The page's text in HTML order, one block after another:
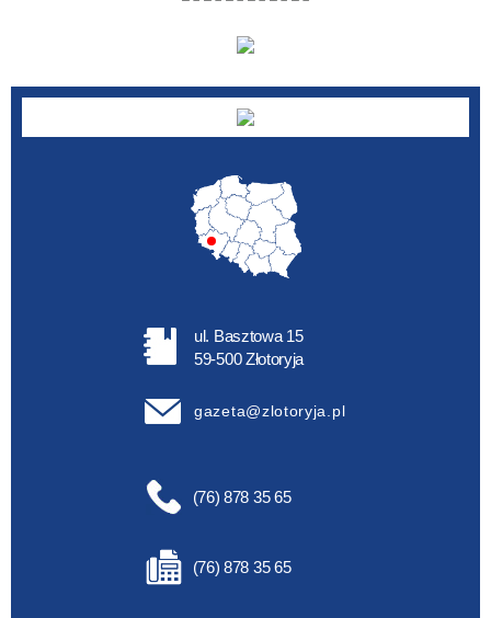
ul. Basztowa 15
59-500 Złotoryja
gazeta@zlotoryja.pl
(76) 878 35 65
(76) 878 35 65